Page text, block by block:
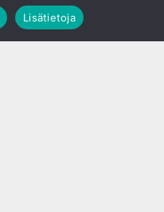
Lisätietoja